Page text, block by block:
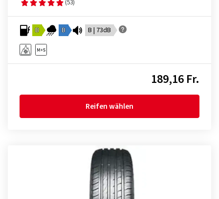
(53)
B B B | 73dB
189,16 Fr.
Reifen wählen